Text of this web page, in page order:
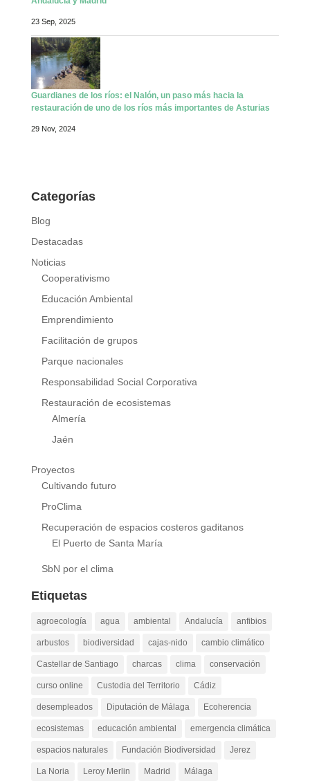
23 Sep, 2025
Guardianes de los ríos: el Nalón, un paso más hacia la
restauración de uno de los ríos más importantes de Asturias
29 Nov, 2024
Categorías
Blog
Destacadas
Noticias
Cooperativismo
Educación Ambiental
Emprendimiento
Facilitación de grupos
Parque nacionales
Responsabilidad Social Corporativa
Restauración de ecosistemas
Almería
Jaén
Proyectos
Cultivando futuro
ProClima
Recuperación de espacios costeros gaditanos
El Puerto de Santa María
SbN por el clima
Etiquetas
agroecología agua ambiental Andalucía anfibios
arbustos biodiversidad cajas-nido cambio climático
Castellar de Santiago charcas clima conservación
curso online Custodia del Territorio Cádiz
desempleados Diputación de Málaga Ecoherencia
ecosistemas educación ambiental emergencia climática
espacios naturales Fundación Biodiversidad Jerez
La Noria Leroy Merlin Madrid Málaga